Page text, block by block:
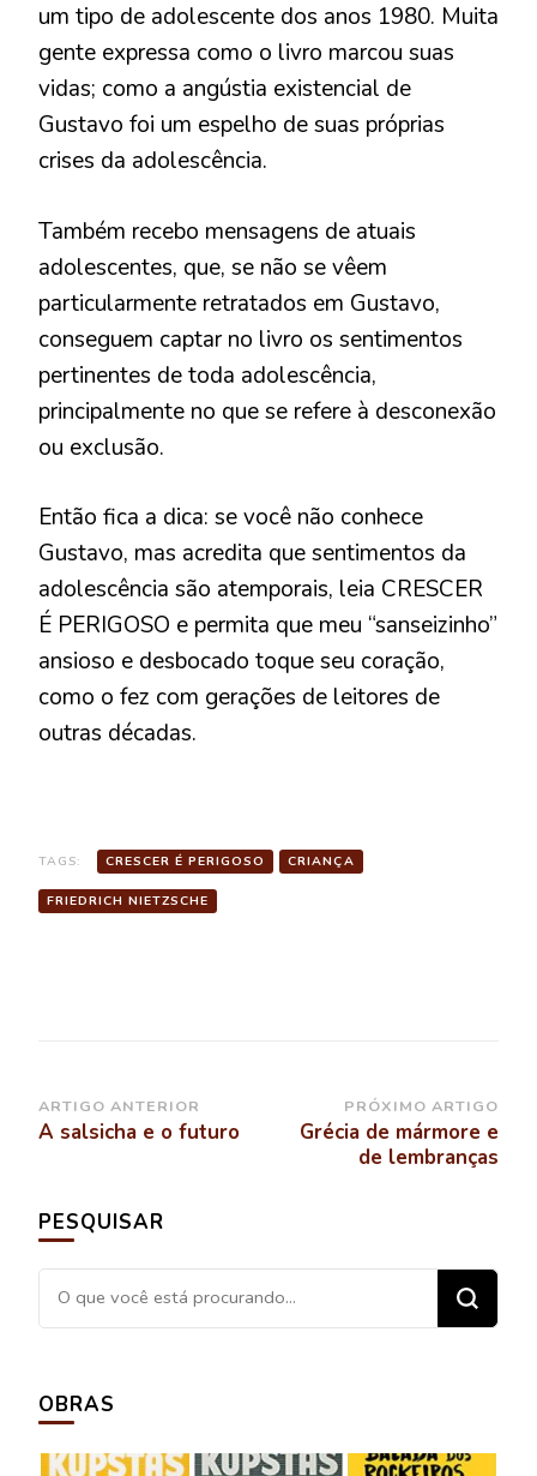
um tipo de adolescente dos anos 1980. Muita
gente expressa como o livro marcou suas
vidas; como a angústia existencial de
Gustavo foi um espelho de suas próprias
crises da adolescência.
Também recebo mensagens de atuais
adolescentes, que, se não se vêem
particularmente retratados em Gustavo,
conseguem captar no livro os sentimentos
pertinentes de toda adolescência,
principalmente no que se refere à desconexão
ou exclusão.
Então fica a dica: se você não conhece
Gustavo, mas acredita que sentimentos da
adolescência são atemporais, leia CRESCER
É PERIGOSO e permita que meu “sanseizinho”
ansioso e desbocado toque seu coração,
como o fez com gerações de leitores de
outras décadas.
TAGS: CRESCER É PERIGOSO CRIANÇA
FRIEDRICH NIETZSCHE
Navegação
de
ARTIGO ANTERIOR
A salsicha e o futuro
PRÓXIMO ARTIGO
Grécia de mármore e
de lembranças
PESQUISAR
Procurando
algo?
OBRAS